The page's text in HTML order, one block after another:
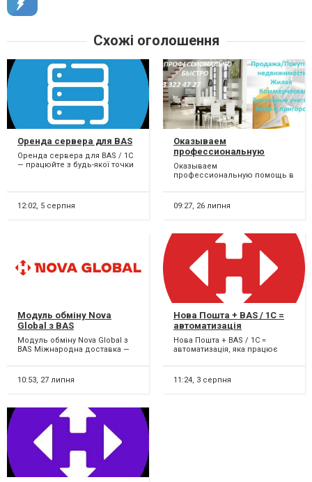
Схожі оголошення
Оренда сервера для BAS
Оренда сервера для BAS / 1C
— працюйте з будь-якої точки
12:02, 5 серпня
Оказываем
профессиональную
помощь в Продаже/
Покупке недвижимости.
Оказываем
профессиональную помощь в
недвижимости. На рынке с
2011г., специализируемс...
09:27, 26 липня
Модуль обміну Nova
Global з BAS
Модуль обміну Nova Global з
BAS Міжнародна доставка —
бізнес відправ...
10:53, 27 липня
Нова Пошта + BAS / 1C =
автоматизація
Нова Пошта + BAS / 1C =
автоматизація, яка працює
ТТН, відстеження с...
11:24, 3 серпня